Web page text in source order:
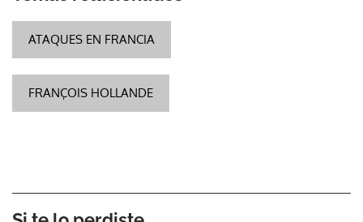
ATAQUES EN FRANCIA
FRANÇOIS HOLLANDE